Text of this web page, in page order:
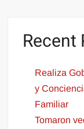
Recent
Realiza
y
Familiar
Tomaron